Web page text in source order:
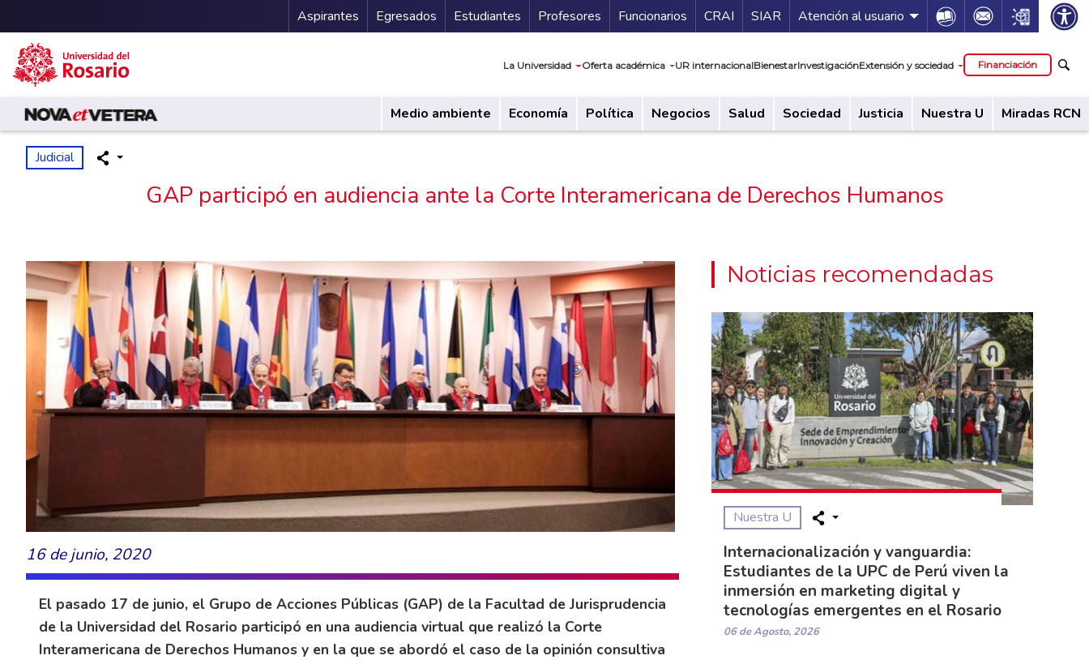
Pasar al contenido principal
Menu Secundario
Aspirantes Egresados Estudiantes Profesores Funcionarios Guía de servicios
CRAI SIAR Atención al usuario Icon Icon Icon
La Universidad Oferta académica UR internacionalBienestarInvestigaciónExtensión y sociedad Financiación
Medio ambiente Economía Política Negocios Salud Sociedad Justicia Nuestra U Miradas RCN
Judicial
GAP participó en audiencia ante la Corte Interamericana de Derechos Humanos
16 de junio, 2020
El pasado 17 de junio, el Grupo de Acciones Públicas (GAP) de la Facultad de Jurisprudencia
de la Universidad del Rosario participó en una audiencia virtual que realizó la Corte
Interamericana de Derechos Humanos y en la que se abordó el caso de la opinión consultiva
Noticias recomendadas
Nuestra U
Internacionalización y vanguardia:
Estudiantes de la UPC de Perú viven la
inmersión en marketing digital y
tecnologías emergentes en el Rosario
06 de Agosto, 2026